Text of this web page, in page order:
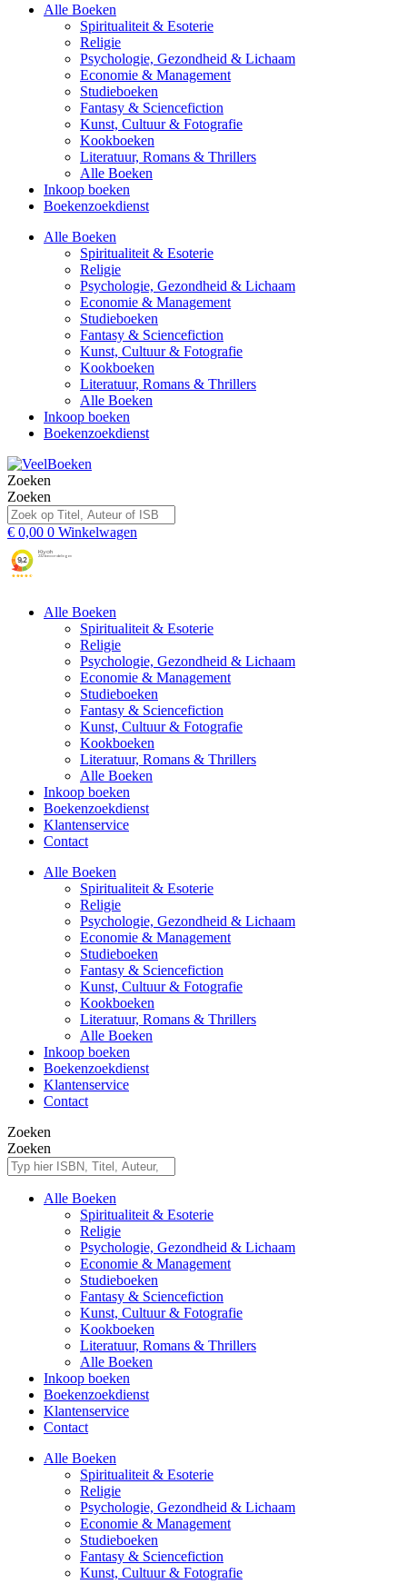
Alle Boeken
Spiritualiteit & Esoterie
Religie
Psychologie, Gezondheid & Lichaam
Economie & Management
Studieboeken
Fantasy & Sciencefiction
Kunst, Cultuur & Fotografie
Kookboeken
Literatuur, Romans & Thrillers
Alle Boeken
Inkoop boeken
Boekenzoekdienst
Alle Boeken
Spiritualiteit & Esoterie
Religie
Psychologie, Gezondheid & Lichaam
Economie & Management
Studieboeken
Fantasy & Sciencefiction
Kunst, Cultuur & Fotografie
Kookboeken
Literatuur, Romans & Thrillers
Alle Boeken
Inkoop boeken
Boekenzoekdienst
Zoeken
Zoeken
€ 0,00 0 Winkelwagen
Alle Boeken
Spiritualiteit & Esoterie
Religie
Psychologie, Gezondheid & Lichaam
Economie & Management
Studieboeken
Fantasy & Sciencefiction
Kunst, Cultuur & Fotografie
Kookboeken
Literatuur, Romans & Thrillers
Alle Boeken
Inkoop boeken
Boekenzoekdienst
Klantenservice
Contact
Alle Boeken
Spiritualiteit & Esoterie
Religie
Psychologie, Gezondheid & Lichaam
Economie & Management
Studieboeken
Fantasy & Sciencefiction
Kunst, Cultuur & Fotografie
Kookboeken
Literatuur, Romans & Thrillers
Alle Boeken
Inkoop boeken
Boekenzoekdienst
Klantenservice
Contact
Zoeken
Zoeken
Alle Boeken
Spiritualiteit & Esoterie
Religie
Psychologie, Gezondheid & Lichaam
Economie & Management
Studieboeken
Fantasy & Sciencefiction
Kunst, Cultuur & Fotografie
Kookboeken
Literatuur, Romans & Thrillers
Alle Boeken
Inkoop boeken
Boekenzoekdienst
Klantenservice
Contact
Alle Boeken
Spiritualiteit & Esoterie
Religie
Psychologie, Gezondheid & Lichaam
Economie & Management
Studieboeken
Fantasy & Sciencefiction
Kunst, Cultuur & Fotografie